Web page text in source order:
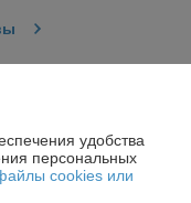
удобства
персональных
cookies или